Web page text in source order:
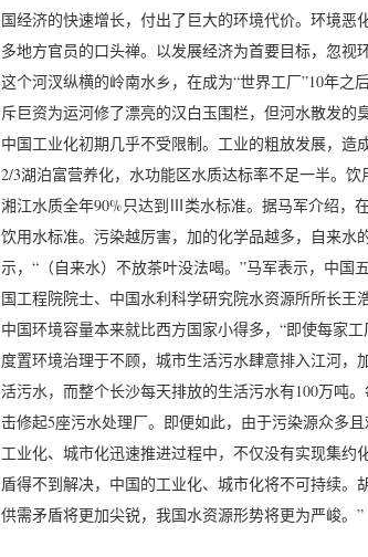
国经济的快速增长，付出了巨大的环境代价。环境恶
多地方官员的口头禅。以发展经济为首要目标，忽视
这个河汊纵横的岭南水乡，在成为“世界工厂”10年
斥巨资为运河修了漂亮的汉白玉围栏，但河水散发
中国工业化初期几乎不受限制。工业的粗放发展，造
2/3湖泊富营养化，水功能区水质达标率不足一半。
湘江水质全年90%只达到Ⅲ类水标准。据马军介绍，
饮用水标准。污染越厉害，加的化学品越多，自来水
示，“（自来水）不放茶叶没法喝。”马军表示，中
国工程院院士、中国水利科学研究院水资源所所长王
中国环境容量本来就比西方国家小得多，“即使每家
度置环境治理于不顾，城市生活污水肆意排入江河，
活污水，而整个长沙每天排放的生活污水有100万吨
击修起5座污水处理厂。即便如此，由于污染源众多
工业化、城市化迅速推进过程中，不仅没有实现集
盾得不到解决，中国的工业化、城市化将不可持续
供需矛盾将更加尖锐，我国水资源形势将更为严峻。”